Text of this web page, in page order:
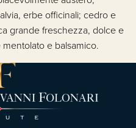
erbe officinali; cedro e
grande freschezza, dolce e
e balsamico.